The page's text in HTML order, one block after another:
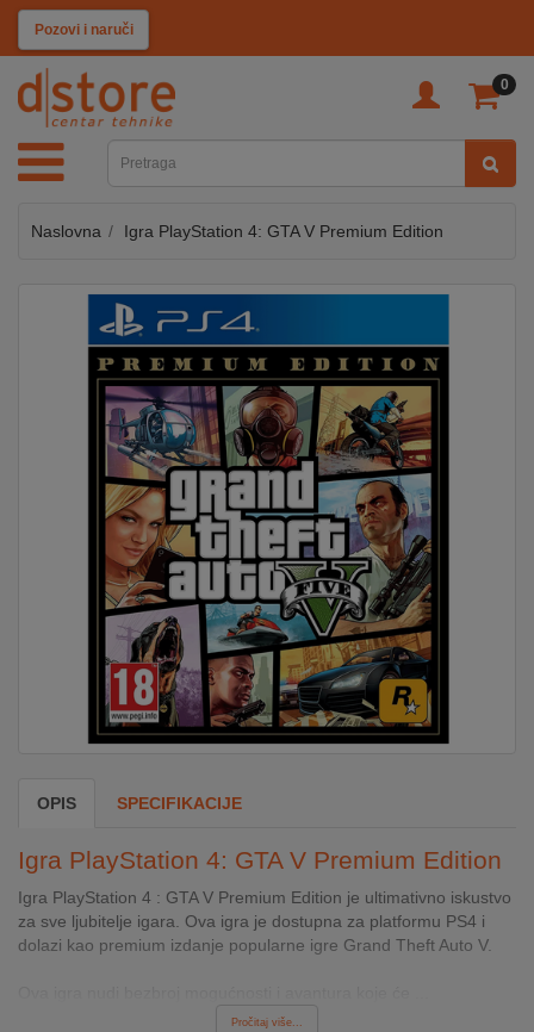
Pozovi i naruči
0
KATEGORIJE
TV
SAT
MOBILNI
KLIMATIZACIJA
Naslovna Igra PlayStation 4: GTA V Premium Edition
OPIS SPECIFIKACIJE
Igra PlayStation 4: GTA V Premium Edition
Igra PlayStation 4 : GTA V Premium Edition je ultimativno iskustvo
za sve ljubitelje igara. Ova igra je dostupna za platformu PS4 i
dolazi kao premium izdanje popularne igre Grand Theft Auto V.
Pročitaj više...